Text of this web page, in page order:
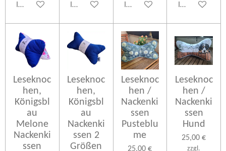
In den WarenkorbIn den WarenkorbIn den WarenkorbIn den
Leseknoc
hen,
Königsbl
au
Melone
Nackenki
ssen
Leseknoc
hen,
Königsbl
au
Nackenki
ssen 2
Größen
Leseknoc
hen /
Nackenki
ssen
Pusteblu
me
25,00 €
Leseknoc
hen /
Nackenki
ssen
Hund
25,00 €
zzgl.